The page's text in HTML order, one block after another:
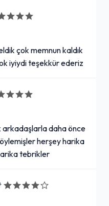
çok memnun kaldık
iyiydi teşekkür ederiz
daha önce
herşey harika
tebrikler